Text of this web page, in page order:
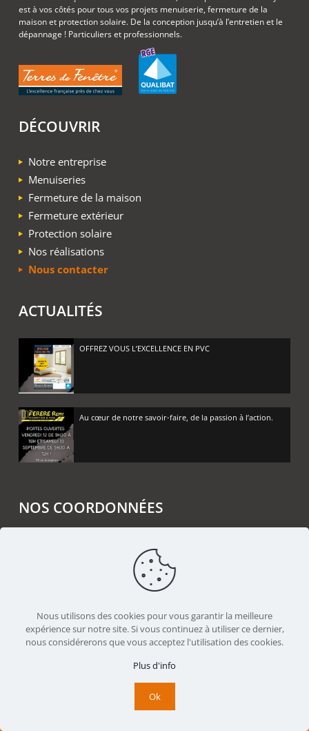
est à vos côtés pour tous vos projets menuiserie, fermeture de la
maison et protection solaire. De la conception jusqu’à l’entretien et le
dépannage ! Particuliers et professionnels.
DÉCOUVRIR
Notre entreprise
Menuiseries
Fermeture de la maison
Fermeture extérieur
Protection solaire
Nos réalisations
Nous contacter
ACTUALITÉS
OFFREZ VOUS L’EXCELLENCE EN PVC
Au cœur de notre savoir-faire, de la passion à l’action.
NOS COORDONNÉES
contact@remyferere.fr
Nous utilisons des cookies pour vous garantir la meilleure
expérience sur notre site. Si vous continuez à utiliser ce dernier,
nous considérerons que vous acceptez l'utilisation des cookies.
Plus d'info
Ok